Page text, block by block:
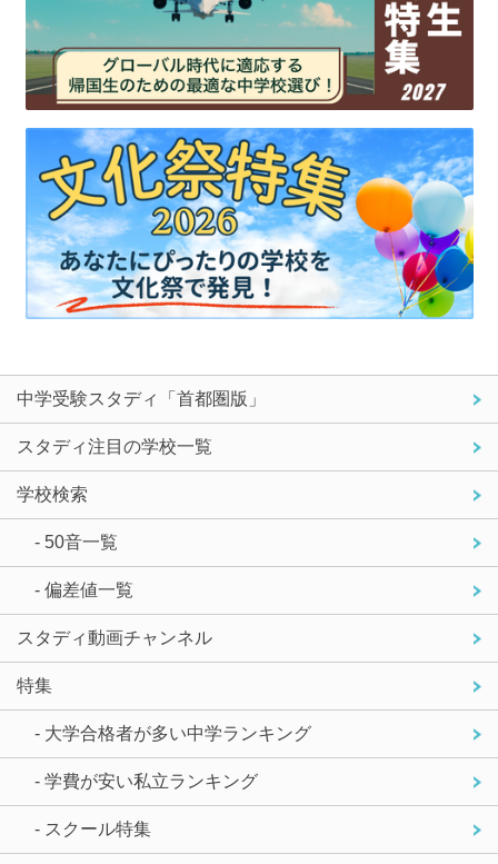
中学受験スタディ「首都圏版」
スタディ注目の学校一覧
学校検索
- 50音一覧
- 偏差値一覧
スタディ動画チャンネル
特集
- 大学合格者が多い中学ランキング
- 学費が安い私立ランキング
- スクール特集